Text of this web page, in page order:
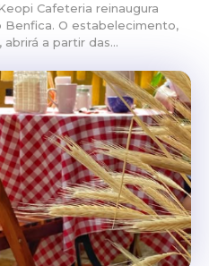
Cafeteria reinaugura
Benfica. O estabelecimento,
a partir das...